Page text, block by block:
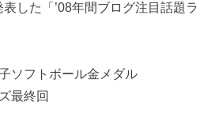
した「’08年間ブログ注目話題ラ
ソフトボール金メダル
最終回